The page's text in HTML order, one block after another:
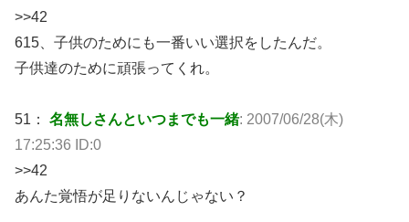
>>42
615、子供のためにも一番いい選択をしたんだ。
子供達のために頑張ってくれ。
51： 名無しさんといつまでも一緒: 2007/06/28(木)
17:25:36 ID:0
>>42
あんた覚悟が足りないんじゃない？